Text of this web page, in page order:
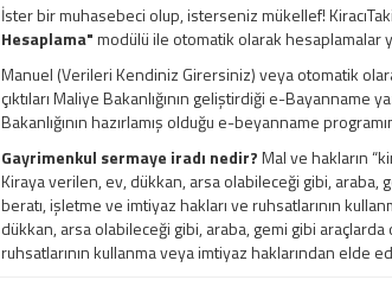
İster bir muhasebeci olup, isterseniz mükellef!
Hesaplama"modülü ile otomatik olarak
Manuel (Verileri Kendiniz Girersiniz) veya otomatik
çıktıları Maliye Bakanlığının geliştirdiği e-Bayanname
Bakanlığının hazırlamış olduğu e-beyanname
Gayrimenkul sermaye iradı nedir?Mal ve hakların
Kiraya verilen, ev, dükkan, arsa olabileceği gibi, araba,
beratı, işletme ve imtiyaz hakları ve ruhsatlarının
dükkan, arsa olabileceği gibi, araba, gemi gibi
ruhsatlarının kullanma veya imtiyaz haklarından elde